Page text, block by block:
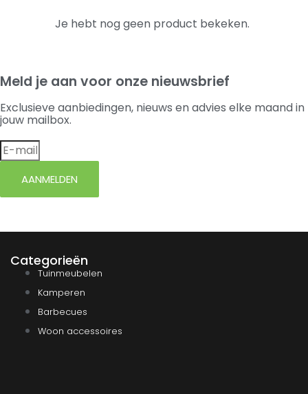
Je hebt nog geen product bekeken.
Meld je aan voor onze nieuwsbrief
Exclusieve aanbiedingen, nieuws en advies elke maand in
jouw mailbox.
AANMELDEN
Categorieën
Tuinmeubelen
Kamperen
Barbecues
Woon accessoires